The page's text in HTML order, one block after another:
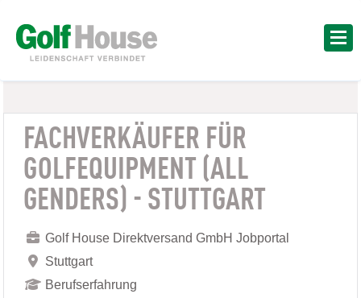
FACHVERKÄUFER FÜR
GOLFEQUIPMENT (ALL
GENDERS) - STUTTGART
Golf House Direktversand GmbH Jobportal
Stuttgart
Berufserfahrung